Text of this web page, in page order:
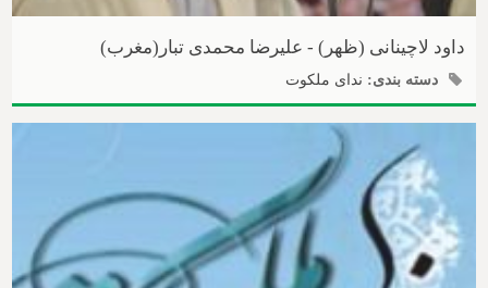
داود لاچینانی (ظهر) - علیرضا محمدی تبار(مغرب)
دسته بندی: ندای ملکوت